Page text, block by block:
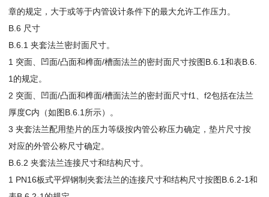
章的规定，大于或等于内管设计条件下的最大允许工作压力。
B.6 尺寸
B.6.1 夹套法兰密封面尺寸。
1 突面、凹面/凸面和榫面/槽面法兰的密封面尺寸按图B.6.1和表B.6.
1的规定。
2 突面、凹面/凸面和榫面/槽面法兰的密封面尺寸f1、f2包括在法兰
厚度C内（如图B.6.1所示）。
3 夹套法兰配用垫片的压力等级按内管公称压力确定，垫片尺寸按
对应的外管公称尺寸确定。
B.6.2 夹套法兰连接尺寸和结构尺寸。
1 PN16板式平焊钢制夹套法兰的连接尺寸和结构尺寸按图B.6.2-1和